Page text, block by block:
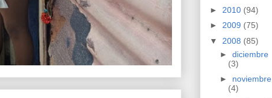
► 2010 (94)
► 2009 (75)
▼ 2008 (85)
► diciembre
(3)
► noviembre
(4)